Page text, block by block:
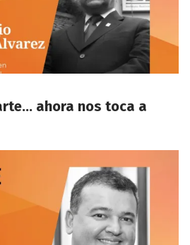
ahora nos toca a